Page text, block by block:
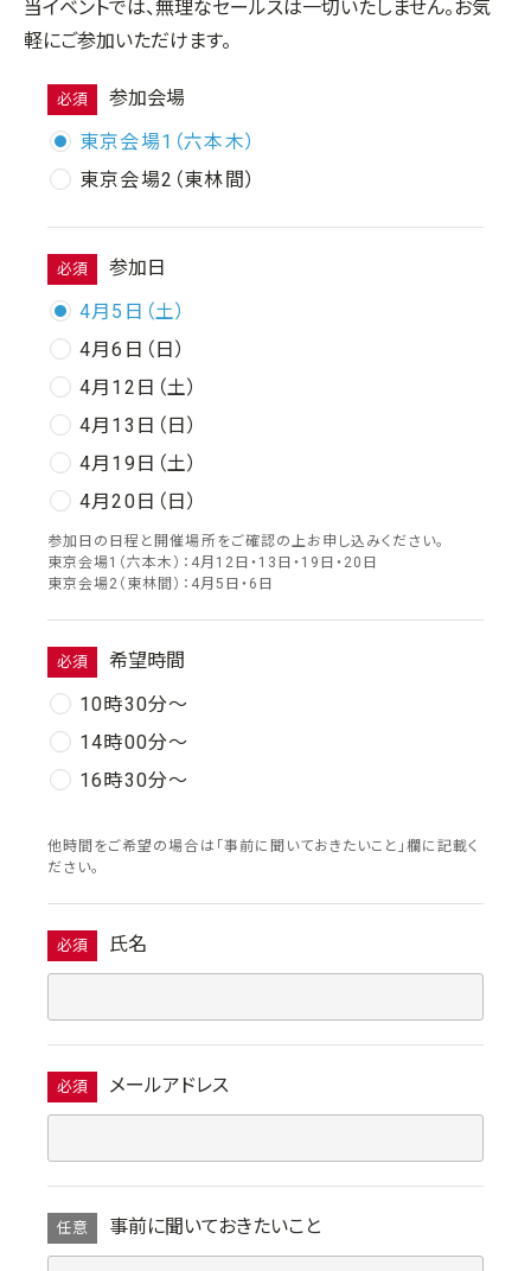
当イベントでは、無理なセールスは一切いたしません。お気
軽にご参加いただけます。
必須
参加会場
東京会場1（六本木）
東京会場2（東林間）
必須
参加日
4月5日（土）
4月6日（日）
4月12日（土）
4月13日（日）
4月19日（土）
4月20日（日）
参加日の日程と開催場所をご確認の上お申し込みください。
東京会場1（六本木）：4月12日・13日・19日・20日
東京会場2（東林間）：4月5日・6日
必須
希望時間
10時30分〜
14時00分〜
16時30分〜
他時間をご希望の場合は「事前に聞いておきたいこと」欄に記載く
ださい。
必須 氏名
必須 メールアドレス
任意 事前に聞いておきたいこと